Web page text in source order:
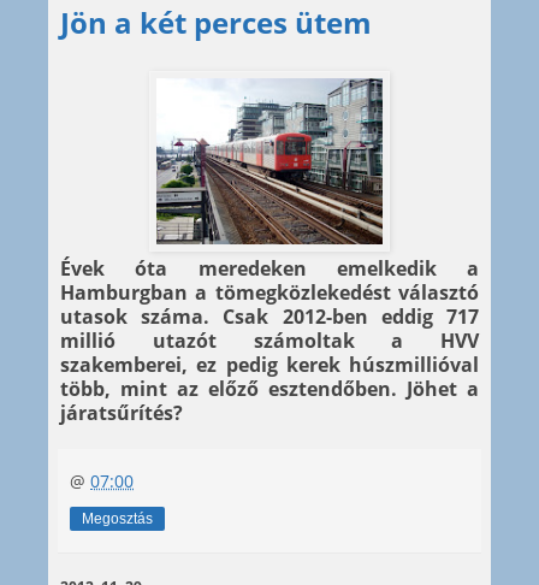
Jön a két perces ütem
Évek óta meredeken emelkedik a
Hamburgban a tömegközlekedést választó
utasok száma. Csak 2012-ben eddig 717
millió utazót számoltak a HVV
szakemberei, ez pedig kerek húszmillióval
több, mint az előző esztendőben. Jöhet a
járatsűrítés?
@ 07:00
Megosztás